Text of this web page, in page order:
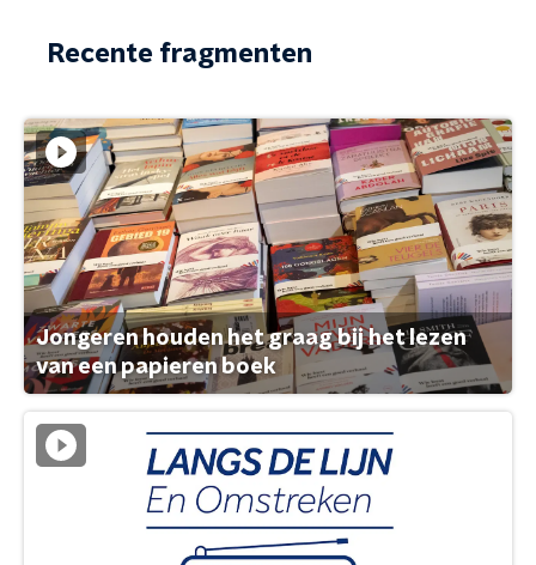
Recente fragmenten
Jongeren houden het graag bij het lezen
van een papieren boek